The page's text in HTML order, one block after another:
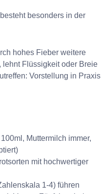
besonders in der
hohes Fieber weitere
lehnt Flüssigkeit oder Breie
Vorstellung in Praxis
Muttermilch immer,
mit hochwertiger
1-4) führen